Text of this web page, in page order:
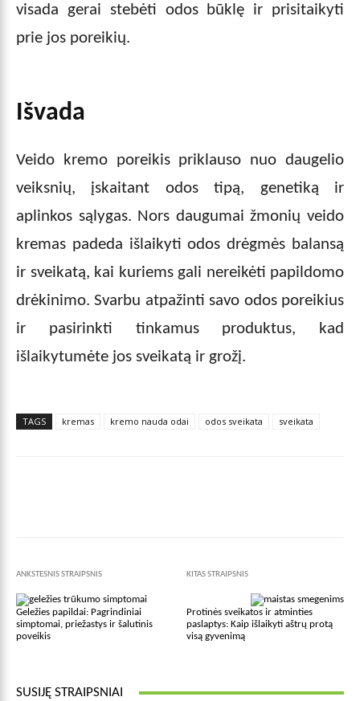
visada gerai stebėti odos būklę ir prisitaikyti
prie jos poreikių.
Išvada
Veido kremo poreikis priklauso nuo daugelio
veiksnių, įskaitant odos tipą, genetiką ir
aplinkos sąlygas. Nors daugumai žmonių veido
kremas padeda išlaikyti odos drėgmės balansą
ir sveikatą, kai kuriems gali nereikėti papildomo
drėkinimo. Svarbu atpažinti savo odos poreikius
ir pasirinkti tinkamus produktus, kad
išlaikytumėte jos sveikatą ir grožį.
TAGS kremas kremo nauda odai odos sveikata sveikata
ANKSTESNIS STRAIPSNIS
Geležies papildai: Pagrindiniai
simptomai, priežastys ir šalutinis
poveikis
KITAS STRAIPSNIS
Protinės sveikatos ir atminties
paslaptys: Kaip išlaikyti aštrų protą
visą gyvenimą
SUSIJĘ STRAIPSNIAI